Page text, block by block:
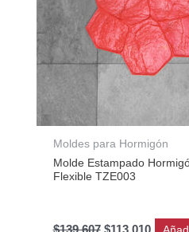
Moldes para Hormigón
Molde Estampado
Flexible TZE003